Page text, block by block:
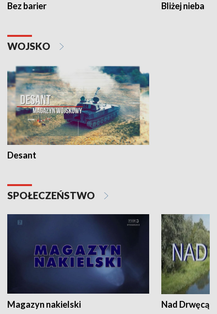
Bez barier Bliżej nieba
WOJSKO
Desant
SPOŁECZEŃSTWO
Magazyn nakielski Nad Drwęcą